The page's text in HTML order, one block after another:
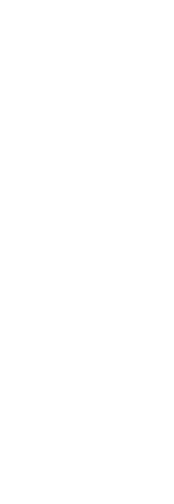
همکاران ما در
در عصر